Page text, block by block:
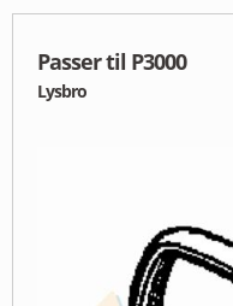
Passer til P3000
Lysbro